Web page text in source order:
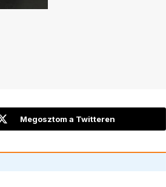
Megosztom a Twitteren